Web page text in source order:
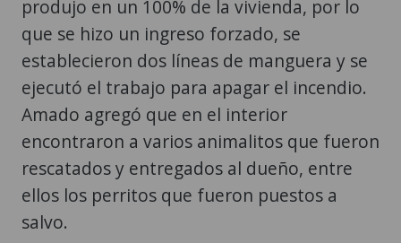
produjo en un 100% de la vivienda, por lo
que se hizo un ingreso forzado, se
establecieron dos líneas de manguera y se
ejecutó el trabajo para apagar el incendio.
Amado agregó que en el interior
encontraron a varios animalitos que fueron
rescatados y entregados al dueño, entre
ellos los perritos que fueron puestos a
salvo.